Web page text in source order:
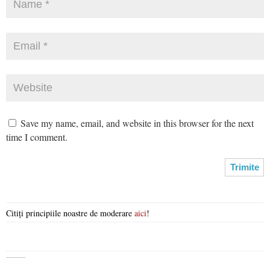
Save my name, email, and website in this browser for the next
time I comment.
Citiți principiile noastre de moderare aici!